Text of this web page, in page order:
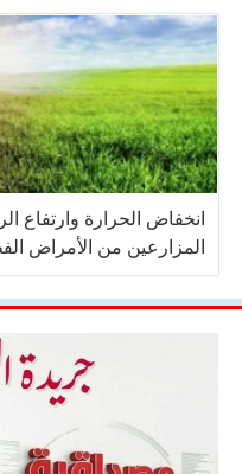
انخفاض الحرارة وارتفاع
المزارعين من الأمراض